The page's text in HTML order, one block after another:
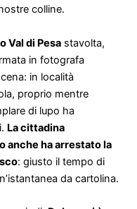
colline.
Val di Pesa stavolta,
in fotografa
in località
proprio mentre
di lupo ha
La cittadina
anche ha arrestato la
: giusto il tempo di
da cartolina.